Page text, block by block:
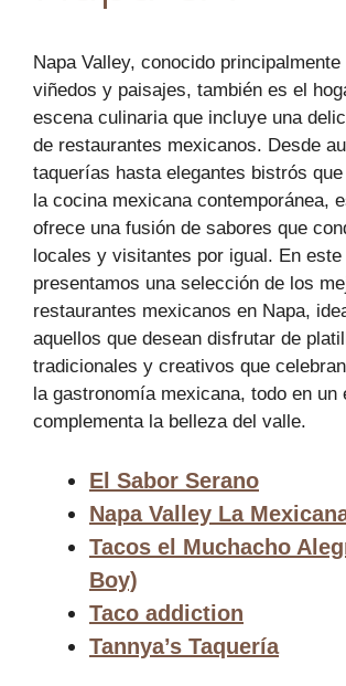
Napa Valley, conocido
viñedos y paisajes, también es el
escena culinaria que incluye una
de restaurantes mexicanos. Desde
taquerías hasta elegantes bistrós
la cocina mexicana contemporánea,
ofrece una fusión de sabores que
locales y visitantes por igual. En
presentamos una selección de los
restaurantes mexicanos en Napa,
aquellos que desean disfrutar de
tradicionales y creativos que
la gastronomía mexicana, todo en un
complementa la belleza del valle.
El Sabor Serano
Napa Valley La
Tacos el Muchacho
Boy)
Taco addiction
Tannya’s Taquería